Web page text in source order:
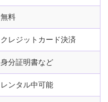
無料
クレジットカード決済
身分証明書など
レンタル中可能